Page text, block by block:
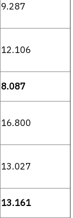
9.287
12.106
8.087
16.800
13.027
13.161